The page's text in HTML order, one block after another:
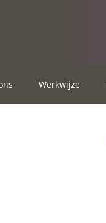
Werkwijze